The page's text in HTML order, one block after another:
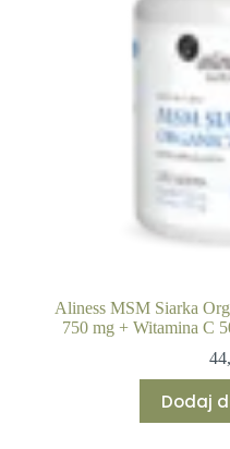
Aliness MSM Siarka
750 mg + Witamina C
Dodaj